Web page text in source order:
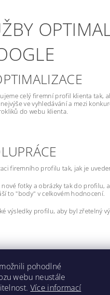
celý firemní profil klienta tak,
ve vyhledávání a mezi
do webu klienta.
firemního profilu tak, jak je
fotky a obrázky tak do profilu,
to "body" v celkovém hodnocení.
výsledky profilu, aby byl
Lokality
pohodlné
webu neustále
Více informací